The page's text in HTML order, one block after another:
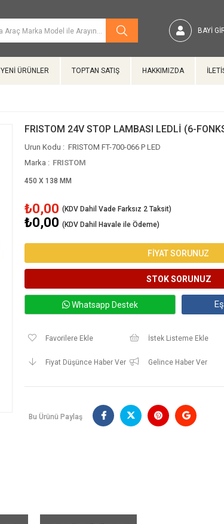
BAYI
YENİ ÜRÜNLER TOPTAN SATIŞ HAKKIMIZDA
FRISTOM 24V STOP LAMBASI LEDLİ (6-
FRISTOM FT-700-066 P LED
Marka : FRISTOM
450 X 138 MM
₺0,00
₺0,00 (KDV Dahil Havale ile Ödeme)
FİYAT SORUNUZ
Whatsapp Destek
Favorilere Ekle İstek Listeme Ekle
Fiyat Düşünce Haber Ver Gelince Haber Ver
Bu Ürünü Paylaş